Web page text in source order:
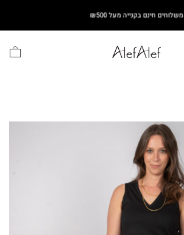
משלוחים חינם בקנייה מעל ₪500